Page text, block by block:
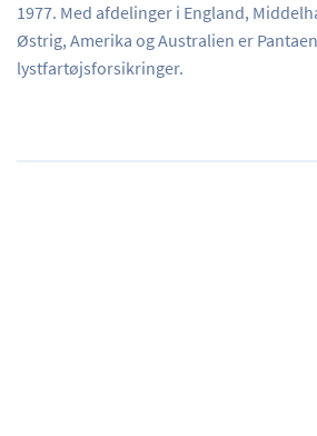
1977. Med afdelinger i England,
Østrig, Amerika og Australien er
lystfartøjsforsikringer.